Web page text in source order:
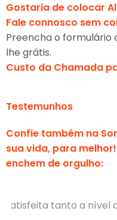
Gostaria de colocar
Fale connosco sem
Preencha o formulário
lhe grátis.
Custo da Chamada
Testemunhos
Confie também na
sua vida, para
enchem de orgulho: